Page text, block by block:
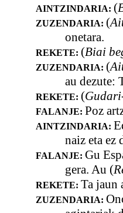
AINTZINDARIA: (
ZUZENDARIA: (
onetara.
REKETE: (Biai
ZUZENDARIA: (
au dezute:
REKETE: (
FALANJE: Poz
AINTZINDARIA:
naiz eta ez
FALANJE: Gu
gera. Au (
REKETE: Ta jaun
ZUZENDARIA: